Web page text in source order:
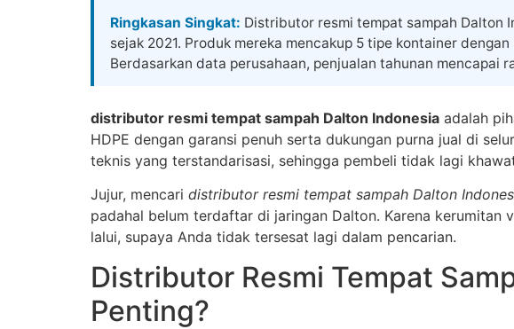
Ringkasan Singkat: Distributor resmi tempat sampah Dalton
sejak 2021. Produk mereka mencakup 5 tipe kontainer
Berdasarkan data perusahaan, penjualan tahunan mencapai
distributor resmi tempat sampah Dalton Indonesia adalah
HDPE dengan garansi penuh serta dukungan purna jual di
teknis yang terstandarisasi, sehingga pembeli tidak lagi
Jujur, mencari distributor resmi tempat sampah Dalton
padahal belum terdaftar di jaringan Dalton. Karena kerumitan
lalui, supaya Anda tidak tersesat lagi dalam pencarian.
Distributor Resmi Tempat
Penting?